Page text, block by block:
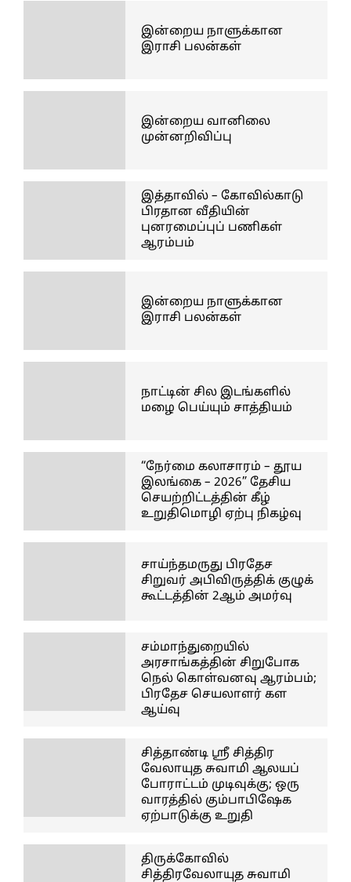
இன்றைய நாளுக்கான
இராசி பலன்கள்
இன்றைய வானிலை
முன்னறிவிப்பு
இத்தாவில் – கோவில்காடு
பிரதான வீதியின்
புனரமைப்புப் பணிகள்
ஆரம்பம்
இன்றைய நாளுக்கான
இராசி பலன்கள்
நாட்டின் சில இடங்களில்
மழை பெய்யும் சாத்தியம்
“நேர்மை கலாசாரம் – தூய
இலங்கை – 2026” தேசிய
செயற்றிட்டத்தின் கீழ்
உறுதிமொழி ஏற்பு நிகழ்வு
சாய்ந்தமருது பிரதேச
சிறுவர் அபிவிருத்திக் குழுக்
கூட்டத்தின் 2ஆம் அமர்வு
சம்மாந்துறையில்
அரசாங்கத்தின் சிறுபோக
நெல் கொள்வனவு ஆரம்பம்;
பிரதேச செயலாளர் கள
ஆய்வு
சித்தாண்டி ஸ்ரீ சித்திர
வேலாயுத சுவாமி ஆலயப்
போராட்டம் முடிவுக்கு; ஒரு
வாரத்தில் கும்பாபிஷேக
ஏற்பாடுக்கு உறுதி
திருக்கோவில்
சித்திரவேலாயுத சுவாமி